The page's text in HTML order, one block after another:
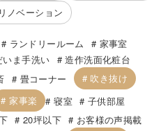
リノベーション
ランドリールーム
家事室
いま手洗い
造作洗面化粧台
畳コーナー
吹き抜け
家事楽 寝室
子供部屋
20坪以下
お客様の声掲載